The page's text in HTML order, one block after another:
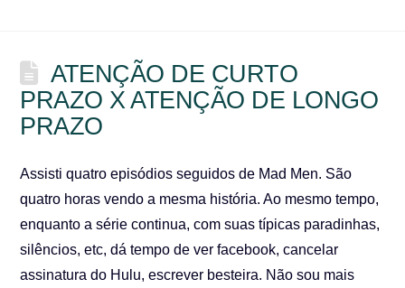
ATENÇÃO DE CURTO
PRAZO X ATENÇÃO DE LONGO
PRAZO
Assisti quatro episódios seguidos de Mad Men. São
quatro horas vendo a mesma história. Ao mesmo tempo,
enquanto a série continua, com suas típicas paradinhas,
silêncios, etc, dá tempo de ver facebook, cancelar
assinatura do Hulu, escrever besteira. Não sou mais